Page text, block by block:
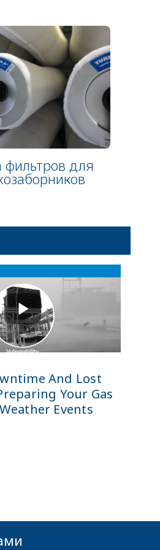
фильтров для
And Lost
Your Gas
Events